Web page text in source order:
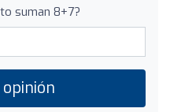
suman 8+7?